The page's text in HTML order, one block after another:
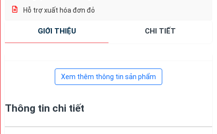
Hỗ trợ xuất hóa đơn đỏ
GIỚI THIỆU CHI TIẾT
Xem thêm thông tin sản phẩm
Thông tin chi tiết